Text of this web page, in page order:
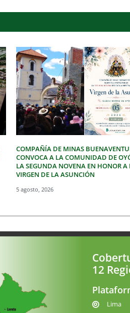
COMPAÑÍA DE MINAS
CONVOCA A LA COMUNIDAD DE
LA SEGUNDA NOVENA EN HONOR A
VIRGEN DE LA ASUNCIÓN
5 agosto, 2026
12
Lima